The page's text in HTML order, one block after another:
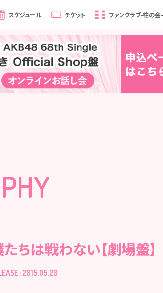
スケジュール チケット ファンクラブ-柱の会-
ちは戦わない【劇場盤】
: 2015.05.20